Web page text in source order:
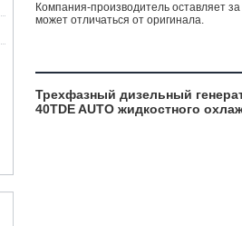
Компания-производитель оставляет
может отличаться от оригинала.
Трехфазный дизельный
40ТDE AUTO жидкостного